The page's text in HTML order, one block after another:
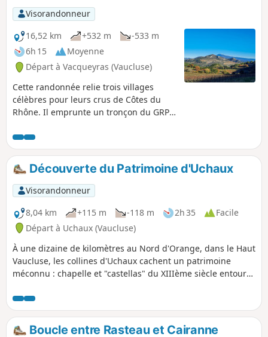
Visorandonneur
16,52 km
+532 m
-533 m
6h 15
Moyenne
Départ à Vacqueyras (Vaucluse)
Cette randonnée relie trois villages
célèbres pour leurs crus de Côtes du
Rhône. Il emprunte un tronçon du GRP®
par deux chapelles : Notre-Dame
d'Aubune et la Chapelle Saint-Hilaire sur
le plateau des Courens.
Découverte du Patrimoine d'Uchaux
Visorandonneur
8,04 km
+115 m -118 m 2h 35
Facile
Départ à Uchaux (Vaucluse)
À une dizaine de kilomètres au Nord d'Orange, dans le Haut
Vaucluse, les collines d'Uchaux cachent un patrimoine
méconnu : chapelle et "castellas" du XIIIème siècle entourés
attendent.
Boucle entre Rasteau et Cairanne